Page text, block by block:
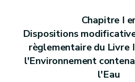
Chapitre I
Dispositions
règlementaire du Livre
l'Environnement
l'Eau